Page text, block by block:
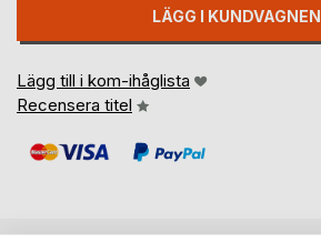
LÄGG I KUNDVAGNEN
Lägg till i kom-ihåglista
Recensera titel